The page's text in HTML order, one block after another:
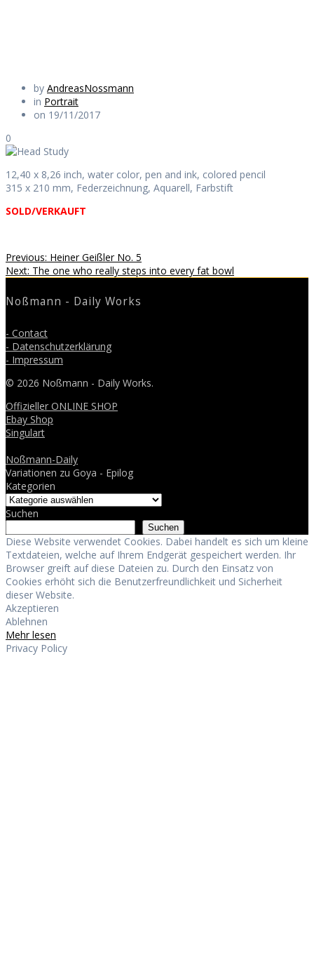
by AndreasNossmann
in Portrait
on 19/11/2017
0
12,40 x 8,26 inch, water color, pen and ink, colored pencil
315 x 210 mm, Federzeichnung, Aquarell, Farbstift
SOLD/VERKAUFT
Beitragsnavigation
Previous: Previous
post:
Heiner Geißler No. 5
Next: Next
The one who really steps into every fat bowl
Noßmann - Daily Works
- Contact
- Datenschutzerklärung
- Impressum
© 2026 Noßmann - Daily Works.
Offizieller ONLINE SHOP
Ebay Shop
Singulart
Noßmann-Daily
Variationen zu Goya - Epilog
Kategorien
Suchen
Suchen
Diese Website verwendet Cookies. Dabei handelt es sich um kleine
Textdateien, welche auf Ihrem Endgerät gespeichert werden. Ihr
Browser greift auf diese Dateien zu. Durch den Einsatz von
Cookies erhöht sich die Benutzerfreundlichkeit und Sicherheit
dieser Website.
Akzeptieren
Ablehnen
Mehr lesen
Privacy Policy